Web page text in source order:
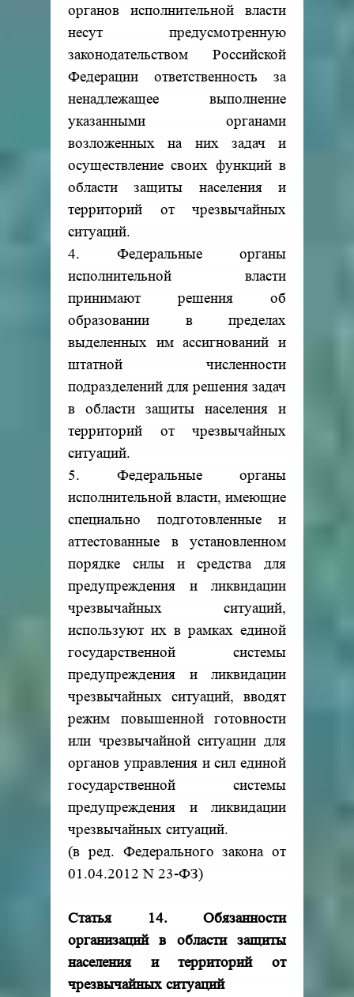
органов исполнительной власти
несут предусмотренную
законодательством Российской
Федерации ответственность за
ненадлежащее выполнение
указанными органами
возложенных на них задач и
осуществление своих функций в
области защиты населения и
территорий от чрезвычайных
ситуаций.
4. Федеральные органы
исполнительной власти
принимают решения об
образовании в пределах
выделенных им ассигнований и
штатной численности
подразделений для решения задач
в области защиты населения и
территорий от чрезвычайных
ситуаций.
5. Федеральные органы
исполнительной власти, имеющие
специально подготовленные и
аттестованные в установленном
порядке силы и средства для
предупреждения и ликвидации
чрезвычайных ситуаций,
используют их в рамках единой
государственной системы
предупреждения и ликвидации
чрезвычайных ситуаций, вводят
режим повышенной готовности
или чрезвычайной ситуации для
органов управления и сил единой
государственной системы
предупреждения и ликвидации
чрезвычайных ситуаций.
(в ред. Федерального закона от
01.04.2012 N 23-ФЗ)
Статья 14. Обязанности
организаций в области защиты
населения и территорий от
чрезвычайных ситуаций